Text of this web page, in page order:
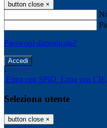
button close ×
Password dimenticata?
-
Entra con SPID Entra con CIE
Seleziona utente
button close ×